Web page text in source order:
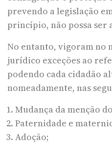
prevendo a legislação
princípio, não possa ser
No entanto, vigoram no
jurídico exceções ao
podendo cada cidadão
nomeadamente, nas
Mudança da menção
Paternidade e
Adoção;